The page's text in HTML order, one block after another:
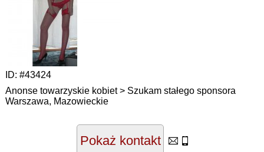
ID: #43424
Anonse towarzyskie kobiet > Szukam stałego sponsora
Warszawa, Mazowieckie
Pokaż kontakt